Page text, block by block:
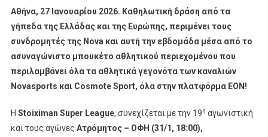
Αθήνα, 27 Ιανουαρίου 2026. Καθηλωτική δράση από τα
γήπεδα της Ελλάδας και της Ευρώπης, περιμένει τους
συνδρομητές της Nova και αυτή την εβδομάδα μέσα από το
ασυναγώνιστο μπουκέτο αθλητικού περιεχομένου που
περιλαμβάνει όλα τα αθλητικά γεγονότα των καναλιών
Novasports και Cosmote Sport, όλα στην πλατφόρμα EON!
Η Stoiximan Super League, συνεχίζεται με την 19η αγωνιστική
και τους αγώνες Ατρόμητος – ΟΦΗ (31/1, 18:00),